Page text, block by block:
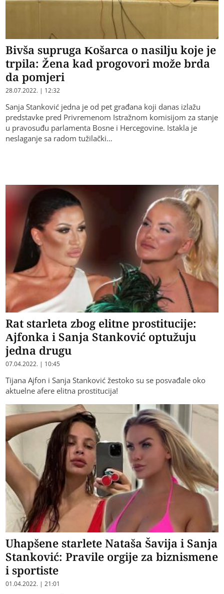
Bivša supruga Košarca o nasilju koje je
trpila: Žena kad progovori može brda
da pomjeri
28.07.2022. | 12:32
Sanja Stanković jedna je od pet građana koji danas izlažu
predstavke pred Privremenom Istražnom komisijom za stanje
u pravosuđu parlamenta Bosne i Hercegovine. Istakla je
neslaganje sa radom tužilački…
Rat starleta zbog elitne prostitucije:
Ajfonka i Sanja Stanković optužuju
jedna drugu
07.04.2022. | 10:45
Tijana Ajfon i Sanja Stanković žestoko su se posvađale oko
aktuelne afere elitna prostitucija!
Uhapšene starlete Nataša Šavija i Sanja
Stanković: Pravile orgije za biznismene
i sportiste
01.04.2022. | 21:01